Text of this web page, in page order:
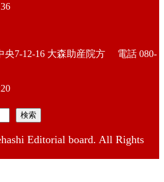
央7-12-16 大森助産院方 電話 080-
検索
Editorial board. All Rights